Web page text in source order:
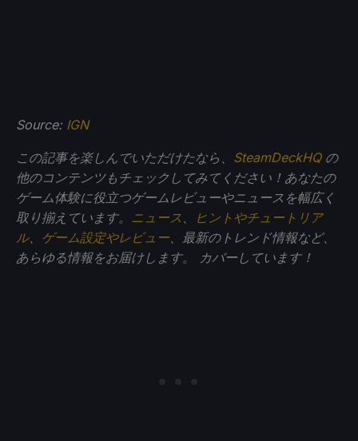
Source: IGN
この記事を楽しんでいただけたなら、 SteamDeckHQの
他のコンテンツもチェックしてみてください！あなたの
ゲーム体験に役立つゲームレビューやニュースを幅広く
取り揃えています。 ニュース
ヒントやチュートリア
ル、 ゲーム設定やレビュー 、最新のトレンド情報など、
あらゆる情報をお届けします。
カバーしています！